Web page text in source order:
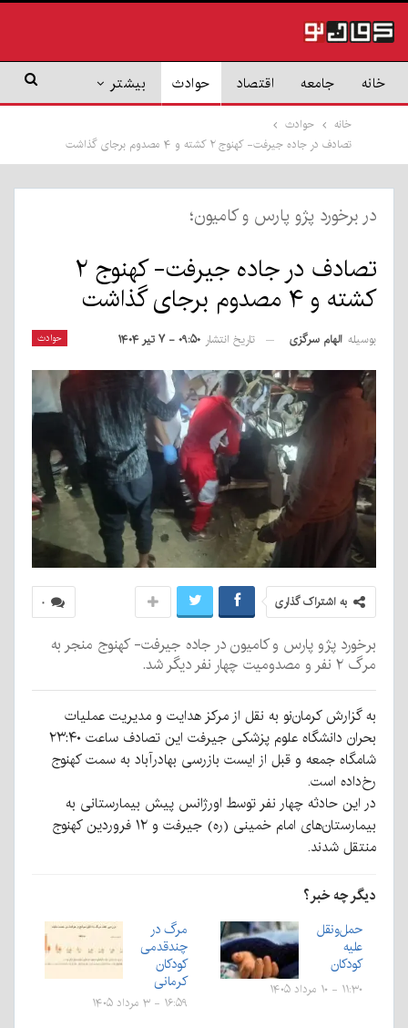
خانه جامعه اقتصاد حوادث بیشتر
خانه
حوادث
تصادف در جاده جیرفت- کهنوج ۲ کشته و ۴ مصدوم برجای گذاشت
در برخورد پژو پارس و کامیون؛
تصادف در جاده جیرفت- کهنوج ۲
کشته و ۴ مصدوم برجای گذاشت
حوادث بوسیله الهام سرگزی تاریخ انتشار ۰۹:۵۰ - ۷ تیر ۱۴۰۴
۰ به اشتراک گذاری
برخورد پژو پارس و کامیون در جاده جیرفت- کهنوج منجر به
مرگ ۲ نفر و مصدومیت چهار نفر دیگر شد.
به گزارش کرمان‌نو به نقل از مرکز هدایت و مدیریت عملیات
بحران دانشگاه علوم پزشکی جیرفت این تصادف ساعت ۲۳:۴۰
شامگاه جمعه و قبل از ایست بازرسی بهادرآباد به سمت کهنوج
رخ‌داده است.
در این حادثه چهار نفر توسط اورژانس پیش بیمارستانی به
بیمارستان‌های امام خمینی (ره) جیرفت و ۱۲ فروردین کهنوج
منتقل شدند.
دیگر چه خبر؟
حمل‌ونقل
علیه
کودکان
۱۱:۳۰ - ۱۰ مرداد ۱۴۰۵
مرگ در
چندقدمی
کودکان
کرمانی
۱۶:۵۹ - ۳ مرداد ۱۴۰۵